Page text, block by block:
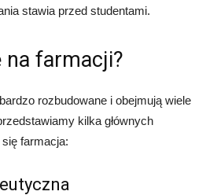
stawia przed studentami.
na farmacji?
rozbudowane i obejmują wiele
kilka głównych
farmacja: